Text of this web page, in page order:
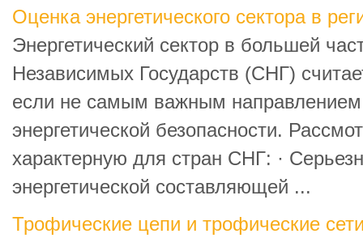
Оценка энергетического сектора в
Энергетический сектор в большей
Независимых Государств (СНГ)
если не самым важным направлением
энергетической безопасности.
характерную для стран СНГ: ·
энергетической составляющей ...
Трофические цепи и трофические